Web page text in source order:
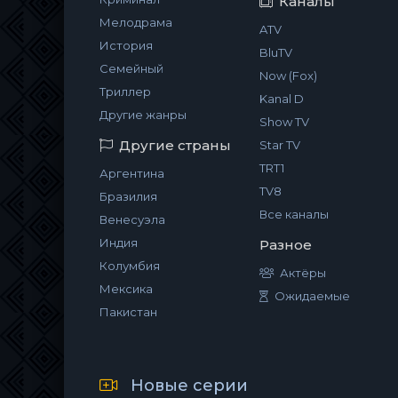
Мелодрама
История
Семейный
Триллер
Другие жанры
Другие страны
Аргентина
Бразилия
Венесуэла
Индия
Колумбия
Мексика
Пакистан
ATV
BluTV
Now (Fox)
Kanal D
Show TV
Star TV
TRT1
TV8
Все каналы
Разное
Актёры
Ожидаемые
Новые серии